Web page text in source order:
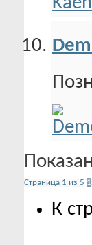
Страница 1 из 5 1
К